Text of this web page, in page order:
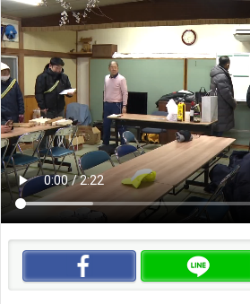
この動画をいいね！